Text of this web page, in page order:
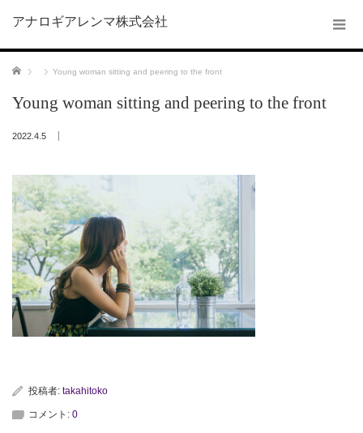
アナロギアレンマ株式会社
ホーム Young woman sitting and peering to the front
Young woman sitting and peering to the front
2022.4.5
投稿者: takahitoko
コメント: 0